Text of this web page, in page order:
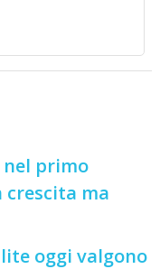
nel primo
ma
oggi valgono